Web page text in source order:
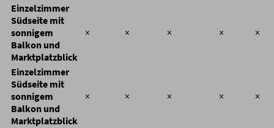
Einzelzimmer
Südseite mit
sonnigem
Balkon und
Marktplatzblick
× × × × ×
Einzelzimmer
Südseite mit
sonnigem
Balkon und
Marktplatzblick
× × × × ×